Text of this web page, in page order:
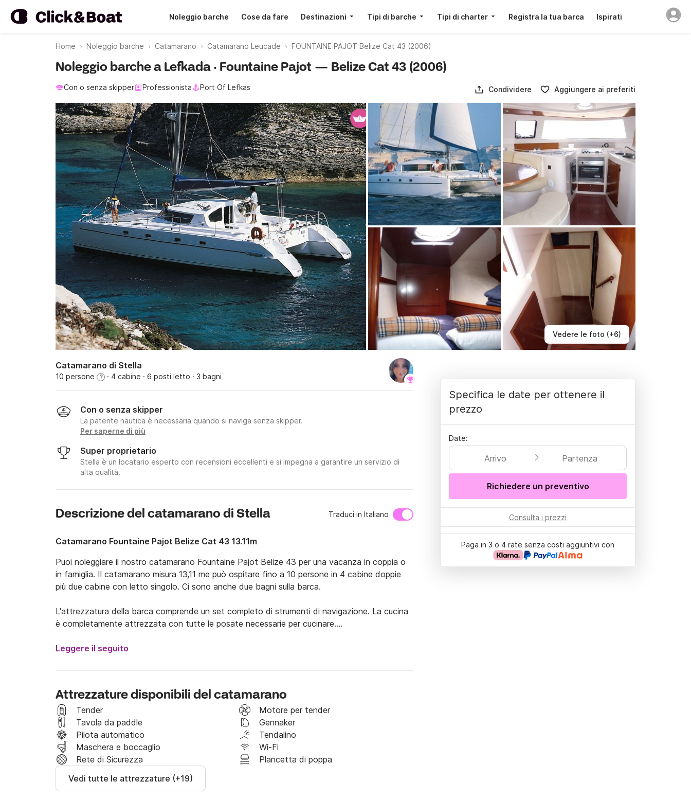
Noleggio barche Cose da fare Destinazioni Tipi di barche Tipi di charter Registra la tua barca Ispirati
Home Noleggio barche Catamarano Catamarano Leucade FOUNTAINE PAJOT Belize Cat 43 (2006)
Vedere le foto (+6)
Noleggio barche a Lefkada · Fountaine Pajot — Belize Cat 43 (2006)
Con o senza skipper Professionista Port Of Lefkas Condividere Aggiungere ai preferiti
Catamarano di Stella
10 persone ? · 4 cabine · 6 posti letto · 3 bagni
Con o senza skipper
La patente nautica è necessaria quando si naviga senza skipper.
Per saperne di più
Super proprietario
Stella è un locatario esperto con recensioni eccellenti e si impegna a garantire un servizio di
alta qualità.
Descrizione del catamarano di Stella Traduci in Italiano
Catamarano Fountaine Pajot Belize Cat 43 13.11m
Puoi noleggiare il nostro catamarano Fountaine Pajot Belize 43 per una vacanza in coppia o
in famiglia. Il catamarano misura 13,11 me può ospitare fino a 10 persone in 4 cabine doppie
più due cabine con letto singolo. Ci sono anche due bagni sulla barca.
L'attrezzatura della barca comprende un set completo di strumenti di navigazione. La cucina
è completamente attrezzata con tutte le posate necessarie per cucinare.
Il catamarano ha sede a Lefkada, nel Mar Ionio in Grecia. può essere affittato a scafo nudo
- Skipper 170 euro / giorno
- Hostess 150 euro / giorno
- Blister 150 euro / settimana + 500 deposito cauzionale aggiuntivo
- Fuoribordo 80 euro / settimana
Deposito non rimborsabile
Per depositi fino a 1200 euro: 30 euro / giorno +250 rimborsabili aggiuntivi
Per depositi fino a 2000 euro: 40 euro / giorno + 400 aggiuntivi rimborsabili
Leggere il seguito
Attrezzature disponibili del catamarano
Tender
Motore per tender
Tavola da paddle
Gennaker
Pilota automatico
Tendalino
Maschera e boccaglio
Wi-Fi
Rete di Sicurezza
Plancetta di poppa
Vedi tutte le attrezzature (+19)
Specifica le date per ottenere il
prezzo
Date:
Arrivo Partenza
Richiedere un preventivo
Consulta i prezzi
Paga in 3 o 4 rate senza costi aggiuntivi con